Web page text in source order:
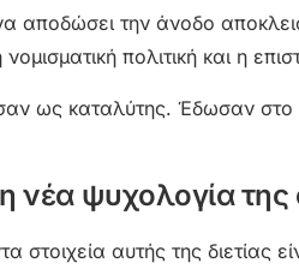
αποδώσει την άνοδο
πολιτική και η
ως καταλύτης. Έδωσαν στο
νέα ψυχολογία
στοιχεία αυτής της